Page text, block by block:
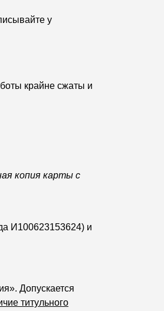
у
крайне сжаты и
копия карты с
И100623153624) и
Допускается
титульного